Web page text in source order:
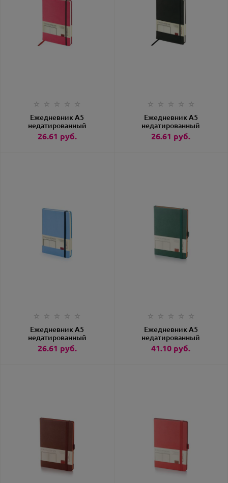
Ежедневник А5
недатированный
«Megapolis Velvet»
фуксия
26.61 руб.
Ежедневник А5
недатированный
«Megapolis Velvet»
черный
26.61 руб.
Ежедневник А5
недатированный
«Megapolis Velvet»
ярко-синий
26.61 руб.
Ежедневник А5
недатированный
«Monaco» зеленый
41.10 руб.